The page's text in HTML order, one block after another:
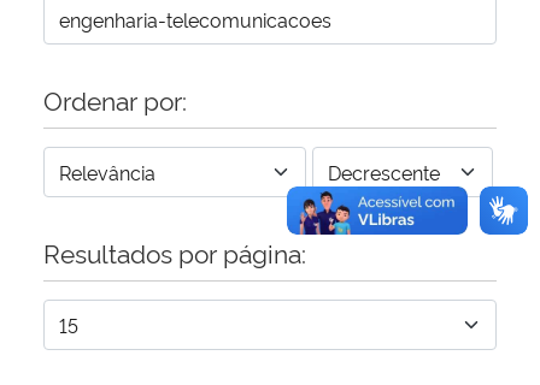
Gabinete de Segurança Institucional
Advocacia-Geral da União
Banco Central do Brasil
Planalto
Ordenar por:
Resultados por página: